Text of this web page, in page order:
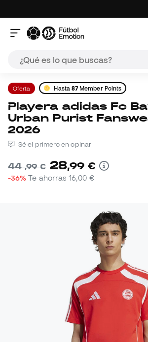
Oferta Hasta 87 Member Points
Playera adidas Fc Bayern
Urban Purist
2026
Sé el primero en opinar
44,99 € 28,99 €
-36% Te ahorras16,00 €